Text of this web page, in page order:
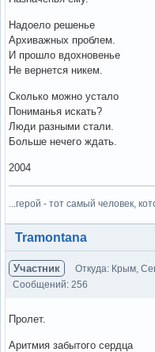
Надоело решенье
Архиважных проблем.
И прошло вдохновенье
Не вернется никем.
Сколько можно устало
Пониманья искать?
Люди разными стали.
Больше нечего ждать.
2004
...герой - тот самый человек,
Вне форума
Tramontana
Участник Откуда: Крым,
Сообщений: 256
Пролет.
Аритмия забытого сердца